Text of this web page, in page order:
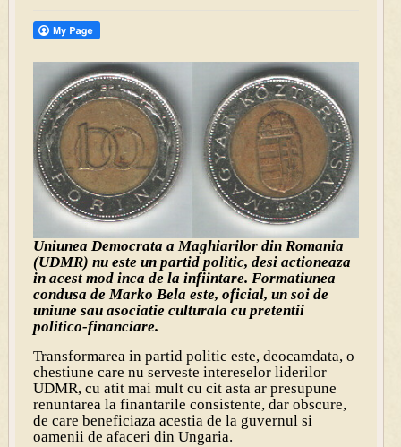
Uniunea Democrata a Maghiarilor din Romania
(UDMR) nu este un partid politic, desi actioneaza
in acest mod inca de la infiintare. Formatiunea
condusa de Marko Bela este, oficial, un soi de
uniune sau asociatie culturala cu pretentii
politico-financiare.
Transformarea in partid politic este, deocamdata, o
chestiune care nu serveste intereselor liderilor
UDMR, cu atit mai mult cu cit asta ar presupune
renuntarea la finantarile consistente, dar obscure,
de care beneficiaza acestia de la guvernul si
oamenii de afaceri din Ungaria.